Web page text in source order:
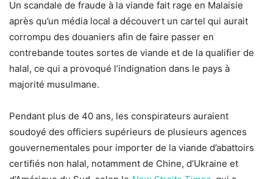
Un scandale de fraude à la viande fait rage en Malaisie
après qu’un média local a découvert un cartel qui aurait
corrompu des douaniers afin de faire passer en
contrebande toutes sortes de viande et de la qualifier de
halal, ce qui a provoqué l’indignation dans le pays à
majorité musulmane.
Pendant plus de 40 ans, les conspirateurs auraient
soudoyé des officiers supérieurs de plusieurs agences
gouvernementales pour importer de la viande d’abattoirs
certifiés non halal, notamment de Chine, d’Ukraine et